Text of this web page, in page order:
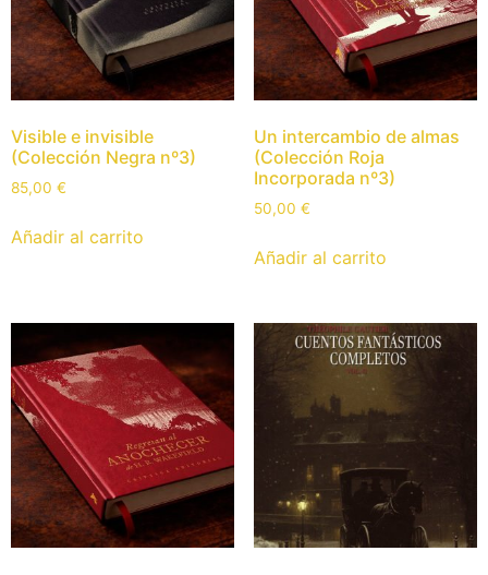
Visible e invisible
(Colección Negra nº3)
85,00 €
Añadir al carrito
Un intercambio de almas
(Colección Roja
Incorporada nº3)
50,00 €
Añadir al carrito